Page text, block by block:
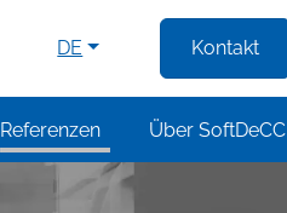
DE Kontakt
Referenzen Über SoftDeCC